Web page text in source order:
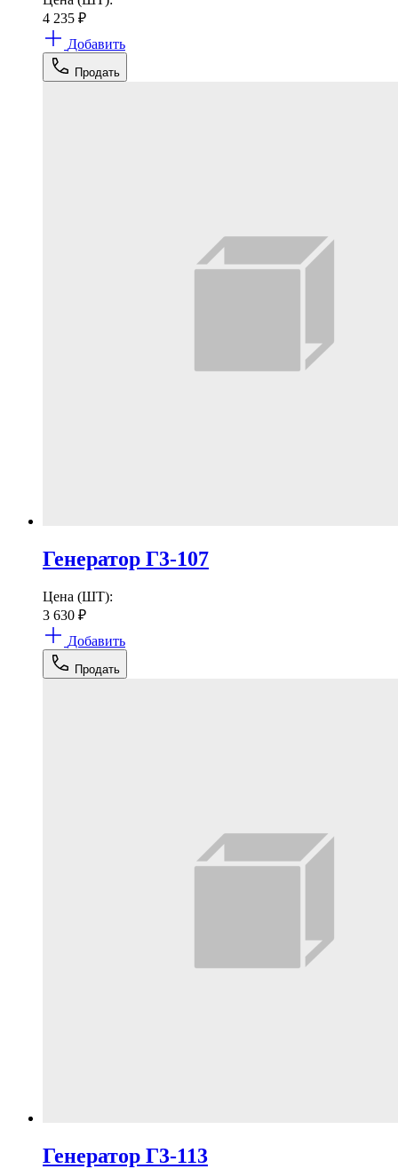
4 235 ₽
Добавить
Продать
Генератор Г3-107
Цена (ШТ):
3 630 ₽
Добавить
Продать
Генератор Г3-113